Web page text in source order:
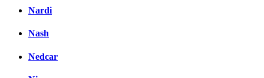
Nardi
Nash
Nedcar